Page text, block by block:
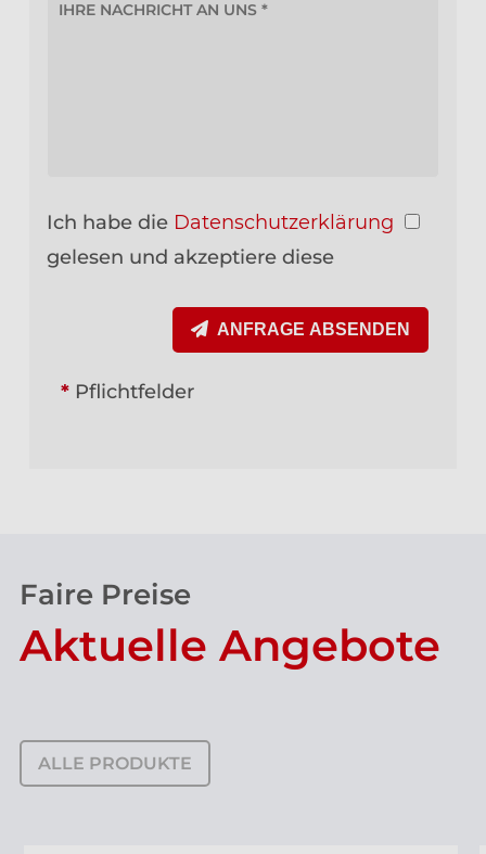
Ich habe die Datenschutzerklärung
gelesen und akzeptiere diese
ANFRAGE ABSENDEN
*Pflichtfelder
Faire Preise
Aktuelle Angebote
ALLE PRODUKTE